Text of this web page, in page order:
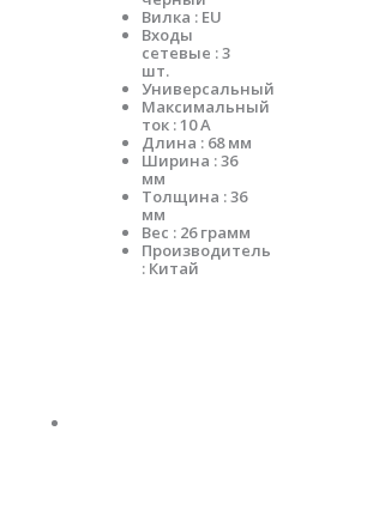
Вилка : EU
Входы
сетевые : 3
шт.
Универсальный
Максимальный
ток : 10 А
Длина : 68 мм
Ширина : 36
мм
Толщина : 36
мм
Вес : 26 грамм
Производитель
: Китай